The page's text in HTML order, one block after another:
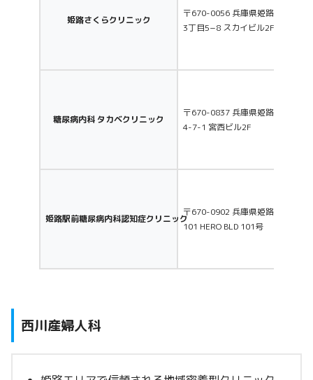
姫路さくらクリニック
〒670-0056 兵庫県姫路市東今宿
3丁目5−8 スカイビル2F〜4F
糖尿病内科 タカベクリニック
〒670-0837 兵庫県姫路市宮西町
4-7-1 宮西ビル2F
姫路駅前糖尿病内科認知症クリニック
〒670-0902 兵庫県姫路市白銀町
101 HERO BLD 101号
西川産婦人科